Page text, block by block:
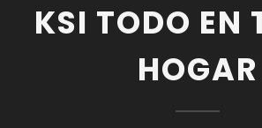
KSI TODO EN
HOGAR